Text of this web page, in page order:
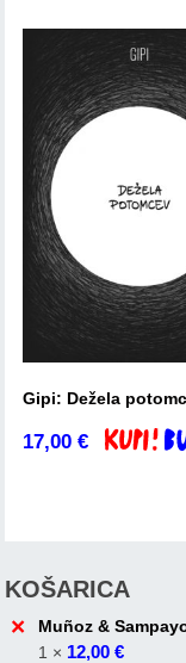
Gipi: Dežela
17,00€ Dodaj v
KOŠARICA
×
Muñoz &
1 × 12,00€